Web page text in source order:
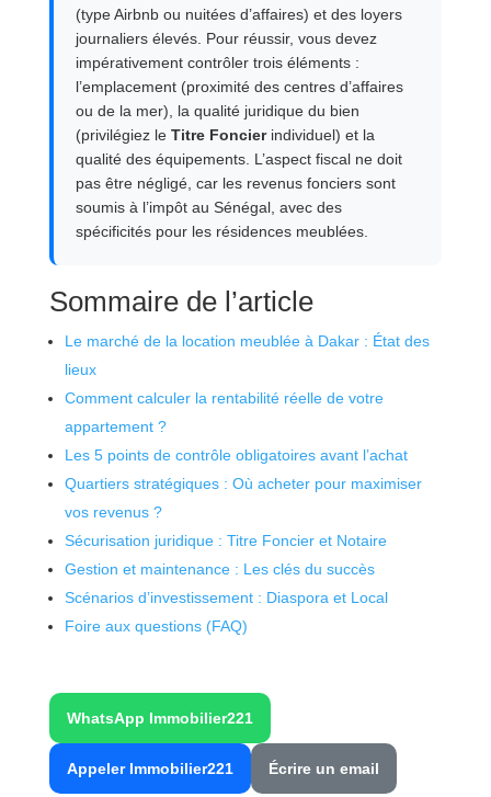
(type Airbnb ou nuitées d’affaires) et des loyers
journaliers élevés. Pour réussir, vous devez
impérativement contrôler trois éléments :
l’emplacement (proximité des centres d’affaires
ou de la mer), la qualité juridique du bien
(privilégiez le Titre Foncierindividuel) et la
qualité des équipements. L’aspect fiscal ne doit
pas être négligé, car les revenus fonciers sont
soumis à l’impôt au Sénégal, avec des
spécificités pour les résidences meublées.
Sommaire de l’article
Le marché de la location meublée à Dakar : État des
lieux
Comment calculer la rentabilité réelle de votre
appartement ?
Les 5 points de contrôle obligatoires avant l’achat
Quartiers stratégiques : Où acheter pour maximiser
vos revenus ?
Sécurisation juridique : Titre Foncier et Notaire
Gestion et maintenance : Les clés du succès
Scénarios d’investissement : Diaspora et Local
Foire aux questions (FAQ)
WhatsApp Immobilier221
Appeler Immobilier221 Écrire un email